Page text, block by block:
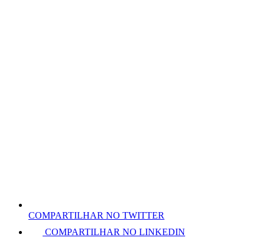
COMPARTILHAR NO TWITTER
COMPARTILHAR NO LINKEDIN